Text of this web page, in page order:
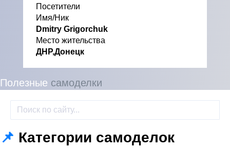
Полезные самоделки
📌 Категории самоделок
Посетители
Имя/Ник
Dmitry Grigorchuk
Место жительства
ДНР,Донецк